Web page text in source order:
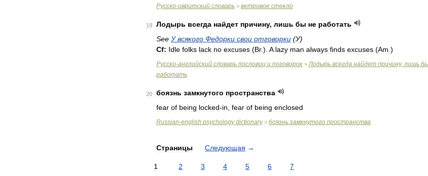
Русско-ивритский словарь > ветровое стекло
19 Лодырь всегда найдет причину, лишь бы не работать
See У всякого Федорки свои отговорки (У)
Cf: Idle folks lack no excuses (Br.). A lazy man always finds excuses (Am )
Русско-английский словарь пословиц и поговорок > Лодырь всегда найдет причину,лишь
работать
20 боязнь замкнутого пространства
fear of being locked-in fear of being enclosed
Russian-english psychology dictionary> боязнь замкнутого пространства
Страницы Следующая →
1 2 3 4 5 6 7